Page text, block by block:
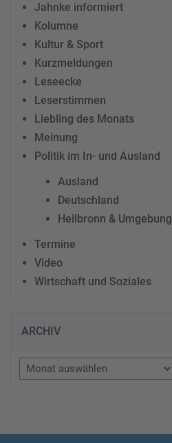
Jahnke informiert
Kolumne
Kultur & Sport
Kurzmeldungen
Leseecke
Leserstimmen
Liebling des Monats
Meinung
Politik im In- und Ausland
Ausland
Deutschland
Heilbronn & Umgebung
Termine
Video
Wirtschaft und Soziales
ARCHIV
Archiv